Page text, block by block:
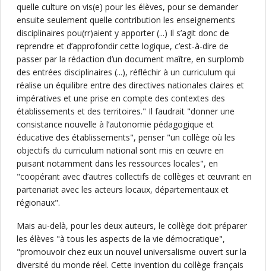
quelle culture on vis(e) pour les élèves, pour se demander
ensuite seulement quelle contribution les enseignements
disciplinaires pou(rr)aient y apporter (...) Il s’agit donc de
reprendre et d’approfondir cette logique, c’est-à-dire de
passer par la rédaction d’un document maître, en surplomb
des entrées disciplinaires (...), réfléchir à un curriculum qui
réalise un équilibre entre des directives nationales claires et
impératives et une prise en compte des contextes des
établissements et des territoires." Il faudrait "donner une
consistance nouvelle à l’autonomie pédagogique et
éducative des établissements", penser "un collège où les
objectifs du curriculum national sont mis en œuvre en
puisant notamment dans les ressources locales", en
"coopérant avec d’autres collectifs de collèges et œuvrant en
partenariat avec les acteurs locaux, départementaux et
régionaux".
Mais au-delà, pour les deux auteurs, le collège doit préparer
les élèves "à tous les aspects de la vie démocratique",
"promouvoir chez eux un nouvel universalisme ouvert sur la
diversité du monde réel. Cette invention du collège français